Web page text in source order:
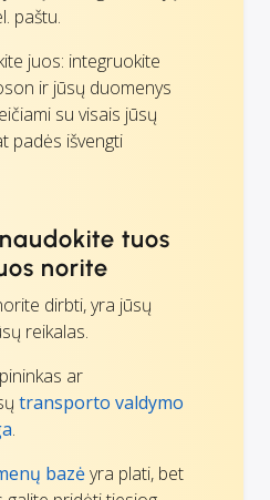
paštu.
juos: integruokite
ir jūsų duomenys
su visais jūsų
padės išvengti
tuos
norite
dirbti, yra jūsų
reikalas.
ar
transporto valdymo
.
bazėyra plati, bet